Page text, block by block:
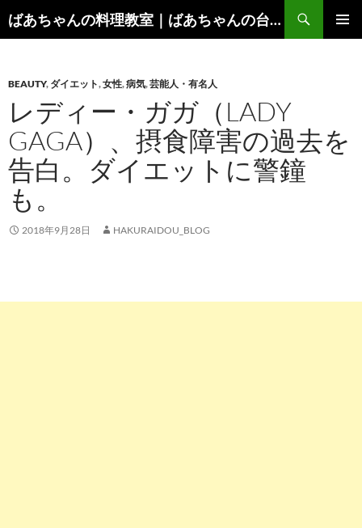
ン
ツ
キ
ッ
ばあちゃんの料理教室｜ばあちゃんの台所から学ぶ、食と健康の知恵
索
BEAUTY, ダイエット,女性,病気,芸能人・有名人
レディー・ガガ（LADY
GAGA）、摂食障害の過去を
告白。ダイエットに警鐘
も。
2018年9月28日 HAKURAIDOU_BLOG